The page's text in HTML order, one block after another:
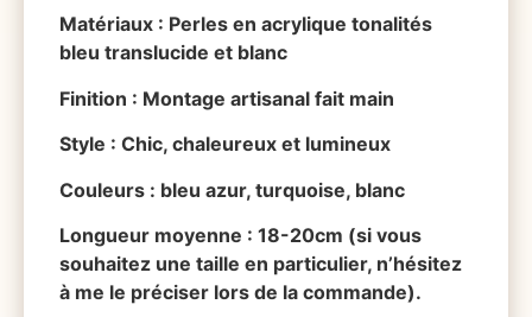
Matériaux : Perles en acrylique tonalités
bleu translucide et blanc
Finition : Montage artisanal fait main
Style : Chic, chaleureux et lumineux
Couleurs : bleu azur, turquoise, blanc
Longueur moyenne : 18-20cm (si vous
souhaitez une taille en particulier, n’hésitez
à me le préciser lors de la commande).